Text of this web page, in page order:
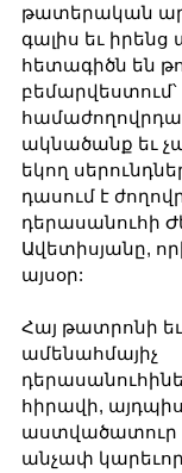
թատերական
գալիս եւ իրենց
հետագիծն են
բեմարվեստում՝
ակնածանք եւ
եկող
դասում է
դերասանուհի
Ավետիսյանը,
այսօր:
Հայ թատրոնի եւ
ամենահմայիչ
հիրավի,
աստվածատուր
անչափ